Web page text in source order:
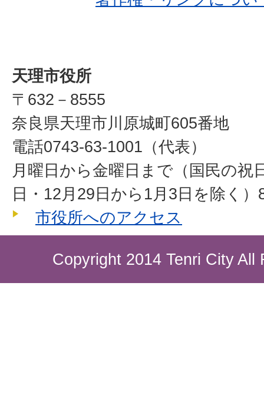
天理市役所
〒632－8555
奈良県天理市川原城町605番地
電話0743-63-1001（代表）
月曜日から金曜日まで（国民の祝
日・12月29日から1月3日を除く
市役所へのアクセス
Copyright 2014 Tenri City All